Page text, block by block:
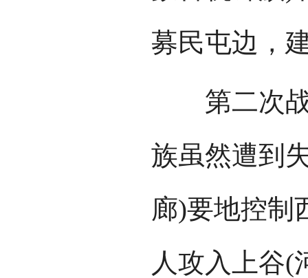
募民屯边，
第二次战
族虽然遭到
廊)要地控制
人攻入上谷(